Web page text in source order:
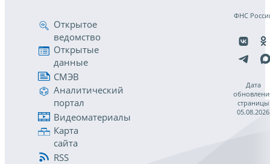
Открытое
ведомство
Открытые
данные
СМЭВ
Аналитический
портал
Видеоматериалы
Карта
сайта
RSS
ФНС
Дата
страницы
05.08.2026